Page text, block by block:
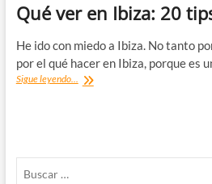
Qué ver en Ibiza: 20
He ido con miedo a Ibiza. No tanto
por el qué hacer en Ibiza, porque es
Sigue leyendo... Qué